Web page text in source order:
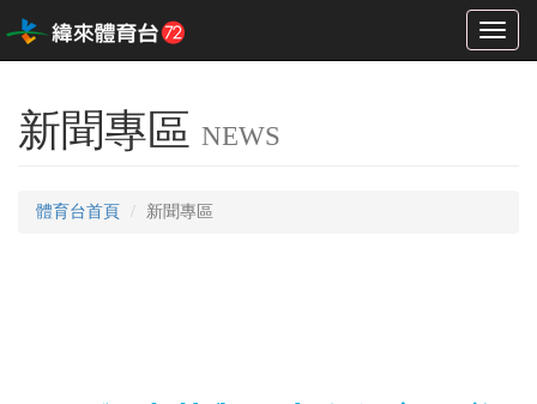
Toggle
新聞專區 NEWS
體育台首頁 新聞專區